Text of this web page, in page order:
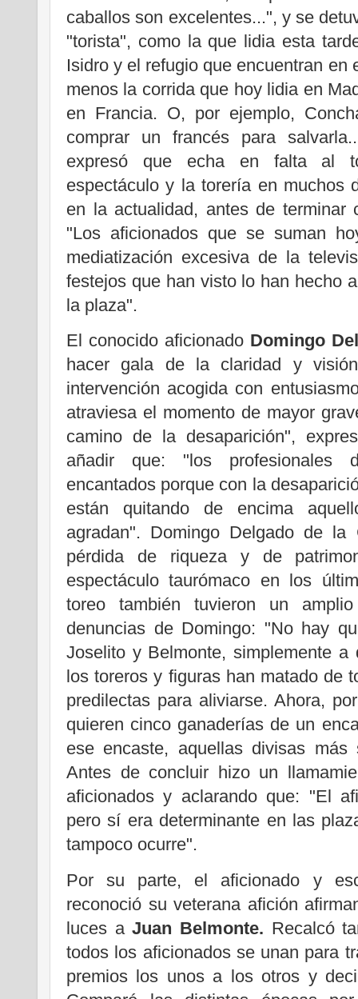
caballos son excelentes...", y se
"torista", como la que lidia esta
Isidro y el refugio que encuentran en
menos la corrida que hoy lidia en
en Francia. O, por ejemplo,
comprar un francés para
expresó que echa en falta al
espectáculo y la torería en muchos
en la actualidad, antes de terminar
"Los aficionados que se suman
mediatización excesiva de la
festejos que han visto lo han hecho
la plaza".
El conocido aficionado Domingo
hacer gala de la claridad y
intervención acogida con
atraviesa el momento de mayor
camino de la desaparición",
añadir que: "los profesionales
encantados porque con la
están quitando de encima
agradan". Domingo Delgado de
pérdida de riqueza y de
espectáculo taurómaco en los
toreo también tuvieron un
denuncias de Domingo: "No hay
Joselito y Belmonte, simplemente
los toreros y figuras han matado de
predilectas para aliviarse. Ahora,
quieren cinco ganaderías de un
ese encaste, aquellas divisas
Antes de concluir hizo un
aficionados y aclarando que: "El
pero sí era determinante en las
tampoco ocurre".
Por su parte, el aficionado y
reconoció su veterana afición
luces aJuan Belmonte. Recalcó
todos los aficionados se unan para
premios los unos a los otros y